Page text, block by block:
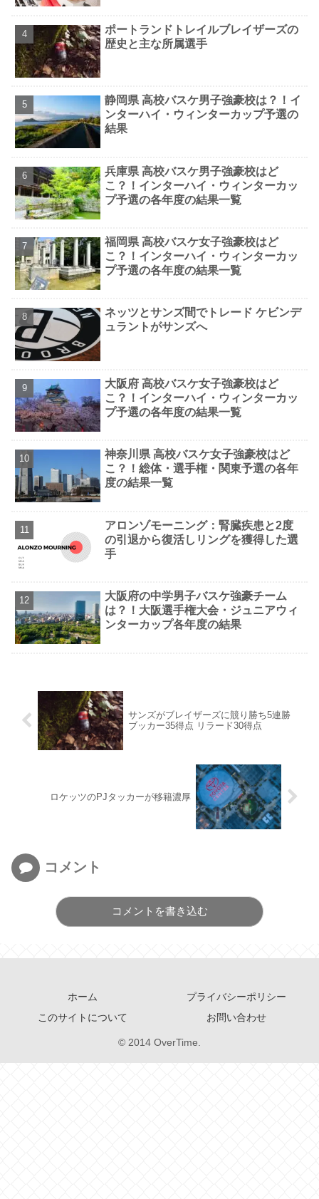
ポートランドトレイルブレイザーズの
歴史と主な所属選手
静岡県 高校バスケ男子強豪校は？！イ
ンターハイ・ウィンターカップ予選の
結果
兵庫県 高校バスケ男子強豪校はど
こ？！インターハイ・ウィンターカッ
プ予選の各年度の結果一覧
福岡県 高校バスケ女子強豪校はど
こ？！インターハイ・ウィンターカッ
プ予選の各年度の結果一覧
ネッツとサンズ間でトレード ケビンデ
ュラントがサンズへ
大阪府 高校バスケ女子強豪校はど
こ？！インターハイ・ウィンターカッ
プ予選の各年度の結果一覧
神奈川県 高校バスケ女子強豪校はど
こ？！総体・選手権・関東予選の各年
度の結果一覧
アロンゾモーニング：腎臓疾患と2度
の引退から復活しリングを獲得した選
手
大阪府の中学男子バスケ強豪チーム
は？！大阪選手権大会・ジュニアウィ
ンターカップ各年度の結果
サンズがブレイザーズに競り勝ち5連勝
ブッカー35得点 リラード30得点
ロケッツのPJタッカーが移籍濃厚
コメント
コメントを書き込む
ホーム
プライバシーポリシー
このサイトについて
お問い合わせ
© 2014 OverTime.